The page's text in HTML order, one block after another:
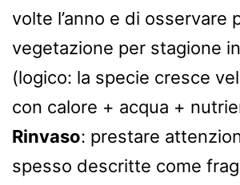
volte l’anno e di osservare
vegetazione per stagione
(logico: la specie cresce
con calore + acqua +
Rinvaso: prestare
spesso descritte come